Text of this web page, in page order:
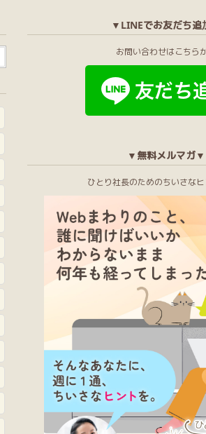
▼LINEでお友だち追
お問い合わせはこちら
▼無料メルマガ▼
ひとり社長のためのちいさな